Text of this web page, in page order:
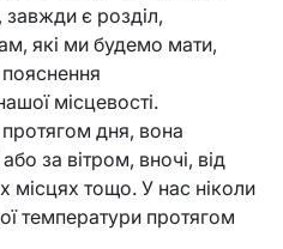
є розділ,
які ми будемо мати,
місцевості.
дня, вона
за вітром, вночі, від
місцях тощо. У нас ніколи
температури протягом